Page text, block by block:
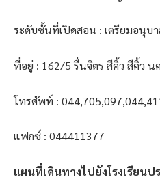
ระดับชั้นที่เปิดสอน : เตรียมอนุ
ที่อยู่ : 162/5 รื่นจิตร สีคิ้ว สีคิ้ว น
โทรศัพท์ :
แฟกซ์ : 044411377
แผนที่เดินทางไปยังโรงเรียนป